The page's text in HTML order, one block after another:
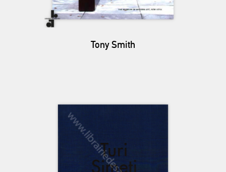
Tony Smith